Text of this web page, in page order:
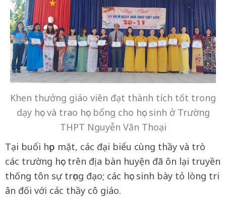
Khen thưởng giáo viên đạt thành tích tốt trong
dạy học và trao học bổng cho học sinh ở Trường
THPT Nguyễn Văn Thoại
Tại buổi họp mặt, các đại biểu cùng thầy và trò
các trường học trên địa bàn huyện đã ôn lại truyền
thống tôn sự trọng đạo; các học sinh bày tỏ lòng tri
ân đối với các thầy cô giáo.